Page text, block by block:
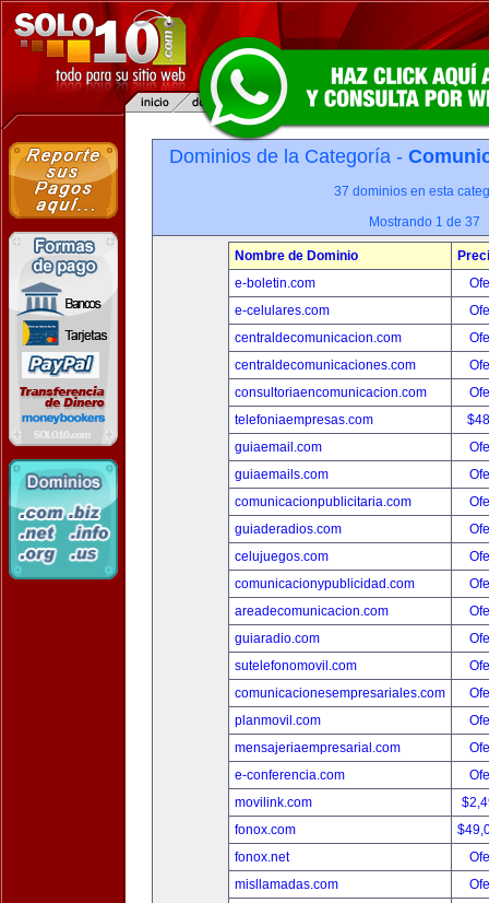
Dominios de la Categoría -
37 dominios en esta
Mostrando 1 de 37
Nombre de Dominio
e-boletin.com
e-celulares.com
centraldecomunicacion.com
centraldecomunicaciones.com
consultoriaencomunicacion.com
telefoniaempresas.com
guiaemail.com
guiaemails.com
comunicacionpublicitaria.com
guiaderadios.com
celujuegos.com
comunicacionypublicidad.com
areadecomunicacion.com
guiaradio.com
sutelefonomovil.com
comunicacionesempresariales.com
planmovil.com
mensajeriaempresarial.com
e-conferencia.com
movilink.com
fonox.com
fonox.net
misllamadas.com